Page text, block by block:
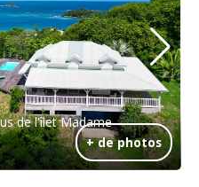
+ de photos
de l'îlet Madame